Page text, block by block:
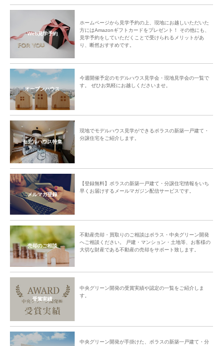
Web見学予約
ホームページから見学予約の上、現地にお越しいただいた
方にはAmazonギフトカードをプレゼント！ その他にも、
見学予約をしていただくことで受けられるメリットがあ
り、断然おすすめです。
オープンハウス
今週開催予定のモデルハウス見学会・現地見学会の一覧で
す。 ぜひお気軽にお越しくださいませ。
モデルハウス特集
現地でモデルハウス見学ができるポラスの新築一戸建て・
分譲住宅をご紹介します。
メルマガ登録
【登録無料】ポラスの新築一戸建て・分譲住宅情報をいち
早くお届けするメールマガジン配信サービスです。
売却のご相談
不動産売却・買取りのご相談はポラス・中央グリーン開発
へご相談ください。 戸建・マンション・土地等、お客様の
大切な財産である不動産の売却をサポート致します。
受賞実績
中央グリーン開発の受賞実績や認定の一覧をご紹介しま
す。
中央グリーン開発が手掛けた、ポラスの新築一戸建て・分